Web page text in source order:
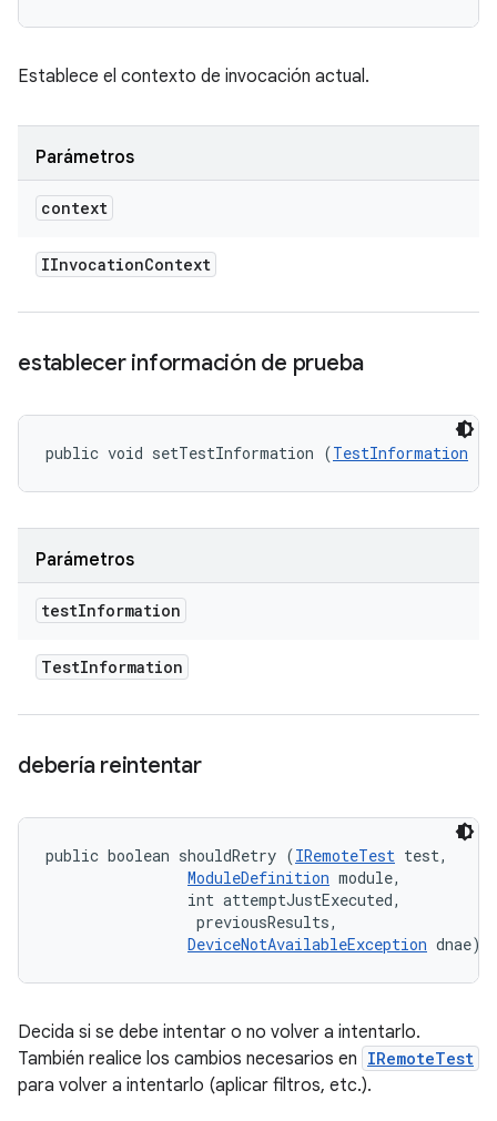
Establece el contexto de invocación actual.
Parámetros
context
IInvocationContext
establecer información de prueba
public void setTestInformation (TestInformation
Parámetros
testInformation
TestInformation
debería reintentar
public boolean shouldRetry (IRemoteTest test,
ModuleDefinition module,
                int attemptJustExecuted,
previousResults,
DeviceNotAvailableException dnae)
Decida si se debe intentar o no volver a intentarlo.
También realice los cambios necesarios en IRemoteTest
para volver a intentarlo (aplicar filtros, etc.).